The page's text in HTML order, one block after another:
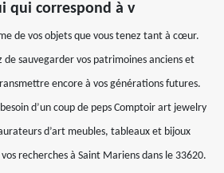
qui correspond à v
de vos objets que vous tenez tant à cœur.
de sauvegarder vos patrimoines anciens et
encore à vos générations futures.
d’un coup de peps Comptoir art jewelry
d’art meubles, tableaux et bijoux
recherches à Saint Mariens dans le 33620.